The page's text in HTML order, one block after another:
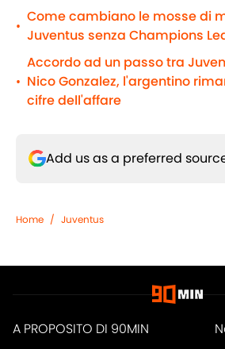
•
Come cambiano le mosse di
Juventus senza Champions
•
Accordo ad un passo tra
Nico Gonzalez, l'argentino
cifre dell'affare
Add us as a preferred
Home / Juventus
A PROPOSITO DI 90MIN